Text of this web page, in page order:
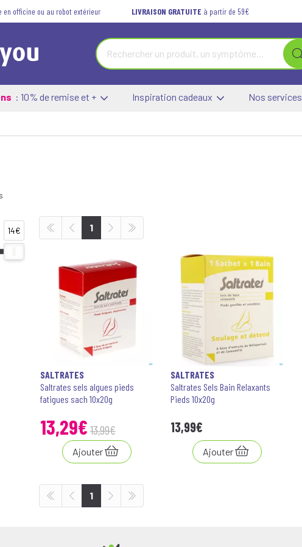
en officine ou au robot extérieur LIVRAISON GRATUITE à partir de 59€
: 10% de remise et + Inspiration cadeaux Nos services
1
SALTRATES
Saltrates sels algues pieds
fatigues sach 10x20g
13,29€ 13,99€
Ajouter
SALTRATES
Saltrates Sels Bain Relaxants
Pieds 10x20g
13,99€
Ajouter
1
14€